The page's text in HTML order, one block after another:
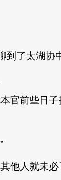
了太湖协中
前些日子
他人就未必